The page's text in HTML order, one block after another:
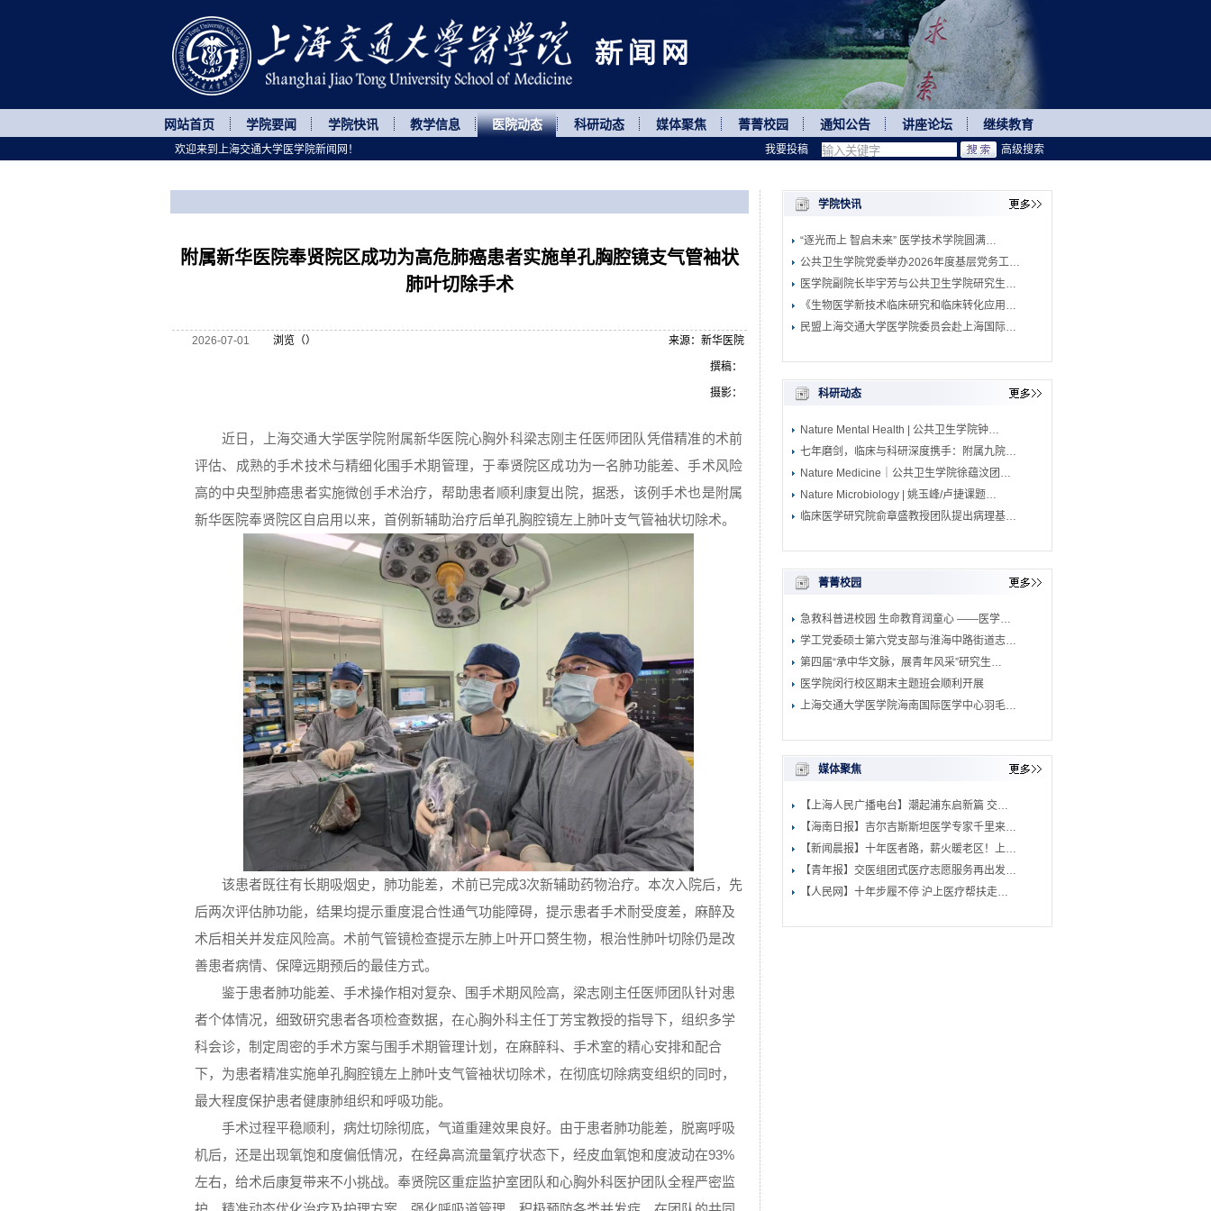
网站首页 学院要闻 学院快讯 教学信息 医院动态 科研动态 媒体聚焦 菁菁校园 通知公告 讲座论坛 继续教育
附属新华医院奉贤院区成功为高危肺癌患者实施单孔胸腔镜支气管袖状
肺叶切除手术
2026-07-01 浏览（） 来源：新华医院
撰稿：
摄影：
近日，上海交通大学医学院附属新华医院心胸外科梁志刚主任医师团队凭借精准的术前
评估、成熟的手术技术与精细化围手术期管理，于奉贤院区成功为一名肺功能差、手术风险
高的中央型肺癌患者实施微创手术治疗，帮助患者顺利康复出院，据悉，该例手术也是附属
新华医院奉贤院区自启用以来，首例新辅助治疗后单孔胸腔镜左上肺叶支气管袖状切除术。
该患者既往有长期吸烟史，肺功能差，术前已完成3次新辅助药物治疗。本次入院后，先
后两次评估肺功能，结果均提示重度混合性通气功能障碍，提示患者手术耐受度差，麻醉及
术后相关并发症风险高。术前气管镜检查提示左肺上叶开口赘生物，根治性肺叶切除仍是改
善患者病情、保障远期预后的最佳方式。
鉴于患者肺功能差、手术操作相对复杂、围手术期风险高，梁志刚主任医师团队针对患
者个体情况，细致研究患者各项检查数据，在心胸外科主任丁芳宝教授的指导下，组织多学
科会诊，制定周密的手术方案与围手术期管理计划，在麻醉科、手术室的精心安排和配合
下，为患者精准实施单孔胸腔镜左上肺叶支气管袖状切除术，在彻底切除病变组织的同时，
最大程度保护患者健康肺组织和呼吸功能。
手术过程平稳顺利，病灶切除彻底，气道重建效果良好。由于患者肺功能差，脱离呼吸
机后，还是出现氧饱和度偏低情况，在经鼻高流量氧疗状态下，经皮血氧饱和度波动在93%
左右，给术后康复带来不小挑战。奉贤院区重症监护室团队和心胸外科医护团队全程严密监
高级搜索
学院快讯
“逐光而上 智启未来” 医学技术学院圆满…
公共卫生学院党委举办2026年度基层党务工…
医学院副院长毕宇芳与公共卫生学院研究生…
《生物医学新技术临床研究和临床转化应用…
民盟上海交通大学医学院委员会赴上海国际…
科研动态
Nature Mental Health | 公共卫生学院钟…
七年磨剑，临床与科研深度携手：附属九院…
Nature Medicine｜公共卫生学院徐蕴汶团…
Nature Microbiology | 姚玉峰/卢捷课题…
临床医学研究院俞章盛教授团队提出病理基…
菁菁校园
急救科普进校园 生命教育润童心 ——医学…
学工党委硕士第六党支部与淮海中路街道志…
第四届“承中华文脉，展青年风采”研究生…
医学院闵行校区期末主题班会顺利开展
上海交通大学医学院海南国际医学中心羽毛…
媒体聚焦
【上海人民广播电台】潮起浦东启新篇 交…
【海南日报】吉尔吉斯斯坦医学专家千里来…
【新闻晨报】十年医者路，薪火暖老区！上…
【青年报】交医组团式医疗志愿服务再出发…
【人民网】十年步履不停 沪上医疗帮扶走…
欢迎来到上海交通大学医学院新闻网！ 我要投稿